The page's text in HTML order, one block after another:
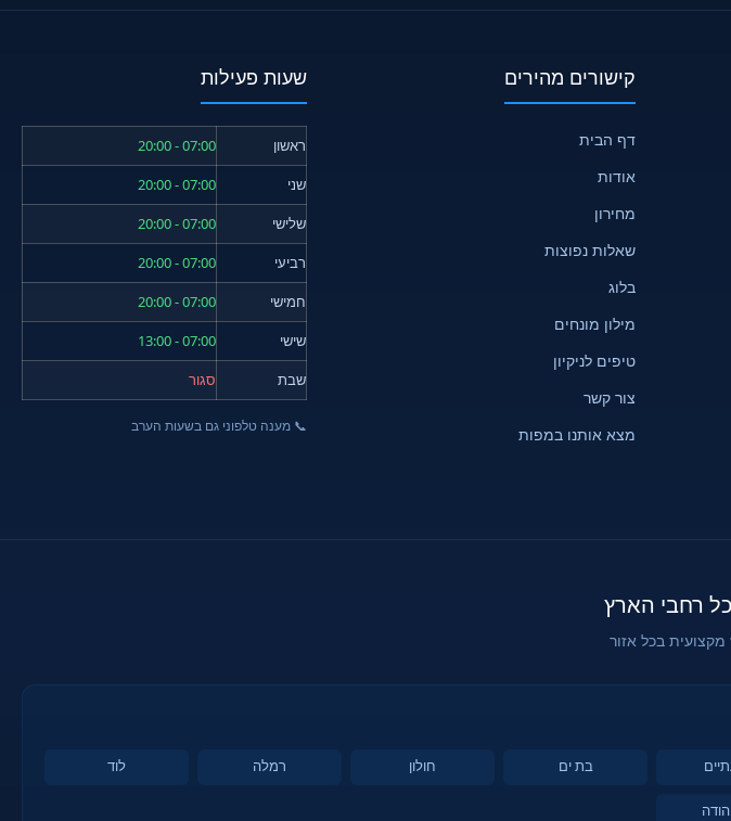
קישורים מהירים
דף הבית
אודות
מחירון
שאלות נפוצות
בלוג
מילון מונחים
טיפים לניקיון
צור קשר
מצא אותנו במפות
שעות פעילות
ראשון
07:00 - 20:00
שני
07:00 - 20:00
שלישי
07:00 - 20:00
רביעי
07:00 - 20:00
חמישי
07:00 - 20:00
שישי
07:00 - 13:00
שבת
סגור
📞 מענה טלפוני גם בשעות הערב
רחבי הארץ
מקצועית בכל אזור
בת ים חולון רמלה לוד